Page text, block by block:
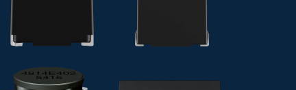
m